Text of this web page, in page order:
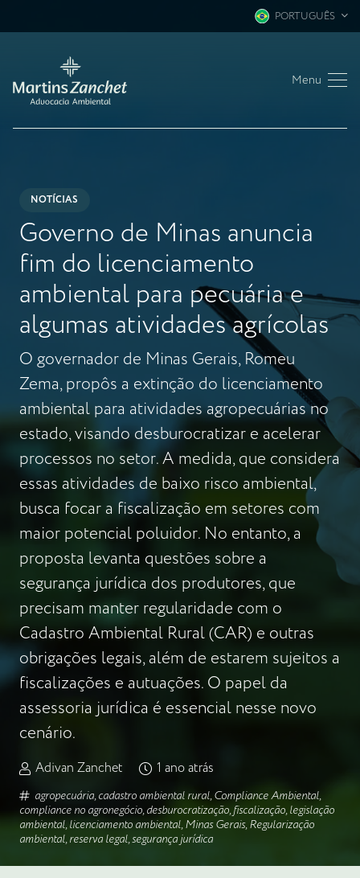
PORTUGUÊS
Menu
NOTÍCIAS
Governo de Minas anuncia
fim do licenciamento
ambiental para pecuária e
algumas atividades agrícolas
O governador de Minas Gerais, Romeu
Zema, propôs a extinção do licenciamento
ambiental para atividades agropecuárias no
estado, visando desburocratizar e acelerar
processos no setor. A medida, que considera
essas atividades de baixo risco ambiental,
busca focar a fiscalização em setores com
maior potencial poluidor. No entanto, a
proposta levanta questões sobre a
segurança jurídica dos produtores, que
precisam manter regularidade com o
Cadastro Ambiental Rural (CAR) e outras
obrigações legais, além de estarem sujeitos a
fiscalizações e autuações. O papel da
assessoria jurídica é essencial nesse novo
cenário.
Adivan Zanchet 1 ano atrás
agropecuária,cadastro ambiental rural,Compliance Ambiental,
compliance no agronegócio,desburocratização,fiscalização,legislação
ambiental,licenciamento ambiental,Minas Gerais,Regularização
ambiental,reserva legal,segurança jurídica